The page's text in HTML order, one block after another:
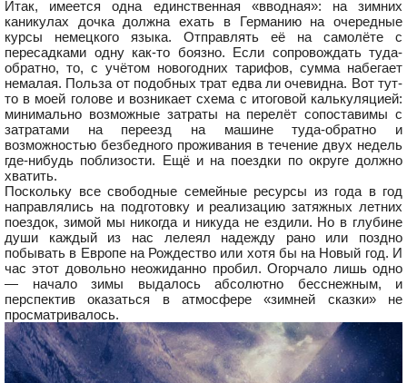
Итак, имеется одна единственная «вводная»: на зимних
каникулах дочка должна ехать в Германию на очередные
курсы немецкого языка. Отправлять её на самолёте с
пересадками одну как-то боязно. Если сопровождать туда-
обратно, то, с учётом новогодних тарифов, сумма набегает
немалая. Польза от подобных трат едва ли очевидна. Вот тут-
то в моей голове и возникает схема с итоговой калькуляцией:
минимально возможные затраты на перелёт сопоставимы с
затратами на переезд на машине туда-обратно и
возможностью безбедного проживания в течение двух недель
где-нибудь поблизости. Ещё и на поездки по округе должно
хватить.
Поскольку все свободные семейные ресурсы из года в год
направлялись на подготовку и реализацию затяжных летних
поездок, зимой мы никогда и никуда не ездили. Но в глубине
души каждый из нас лелеял надежду рано или поздно
побывать в Европе на Рождество или хотя бы на Новый год. И
час этот довольно неожиданно пробил. Огорчало лишь одно
— начало зимы выдалось абсолютно бесснежным, и
перспектив оказаться в атмосфере «зимней сказки» не
просматривалось.